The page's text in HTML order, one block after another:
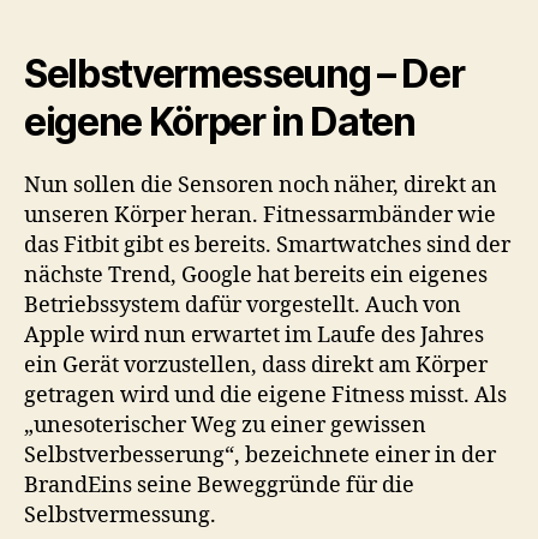
Selbstvermesseung – Der
eigene Körper in Daten
Nun sollen die Sensoren noch näher, direkt an
unseren Körper heran. Fitnessarmbänder wie
das Fitbit gibt es bereits. Smartwatches sind der
nächste Trend, Google hat bereits ein eigenes
Betriebssystem dafür vorgestellt. Auch von
Apple wird nun erwartet im Laufe des Jahres
ein Gerät vorzustellen, dass direkt am Körper
getragen wird und die eigene Fitness misst. Als
„unesoterischer Weg zu einer gewissen
Selbstverbesserung“, bezeichnete einer in der
BrandEins seine Beweggründe für die
Selbstvermessung.